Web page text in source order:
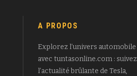
A PROPOS
Explorez l’univers automobile
avec tuntasonline.com : suivez
l’actualité brûlante de Tesla,